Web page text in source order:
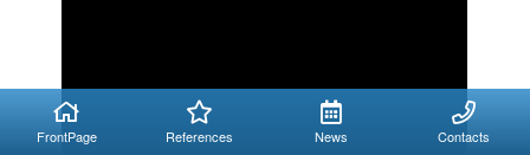
FrontPage References News Contacts